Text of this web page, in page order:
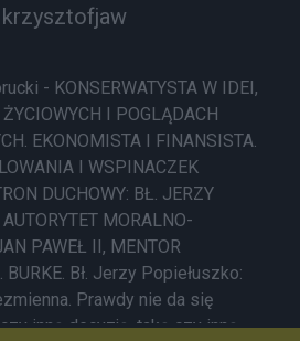
krzysztofjaw
- KONSERWATYSTA W IDEI,
I POGLĄDACH
EKONOMISTA I FINANSISTA.
I WSPINACZEK
DUCHOWY: BŁ. JERZY
MORALNO-
PAWEŁ II, MENTOR
BURKE. Bł. Jerzy Popiełuszko:
Prawdy nie da się
inną decyzją, taką czy inną